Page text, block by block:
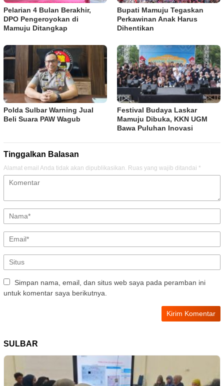
Pelarian 4 Bulan Berakhir,
DPO Pengeroyokan di
Mamuju Ditangkap
Bupati Mamuju Tegaskan
Perkawinan Anak Harus
Dihentikan
Polda Sulbar Warning Jual
Beli Suara PAW Wagub
Festival Budaya Laskar
Mamuju Dibuka, KKN UGM
Bawa Puluhan Inovasi
Tinggalkan Balasan
Alamat email Anda tidak akan dipublikasikan. Ruas yang wajib ditandai *
Simpan nama, email, dan situs web saya pada peramban ini
untuk komentar saya berikutnya.
SULBAR